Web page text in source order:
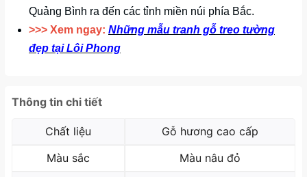
Quảng Bình ra đến các tỉnh miền núi phía Bắc.
>>> Xem ngay: Những mẫu tranh gỗ treo tường
đẹp tại Lôi Phong
Thông tin chi tiết
Chất liệu
Gỗ hương cao cấp
Màu sắc
Màu nâu đỏ